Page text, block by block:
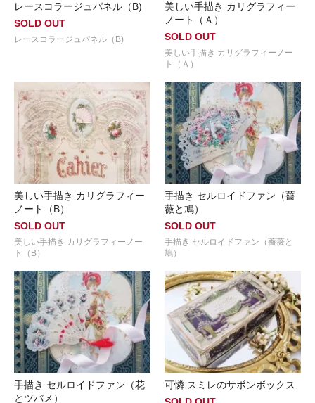
レースコラージュパネル（B)
SOLD OUT
レースコラージュパネル（B)
美しい手描き カリグラフィー
ノート（Ａ）
SOLD OUT
美しい手描き カリグラフィーノー
ト（Ａ）
美しい手描き カリグラフィー
ノート（B）
SOLD OUT
美しい手描き カリグラフィーノー
ト（B）
手描き セルロイドファン（薔
薇と鳩）
SOLD OUT
手描き セルロイドファン（薔薇と
鳩）
手描き セルロイドファン（花
とツバメ）
可憐 スミレのサボンボックス